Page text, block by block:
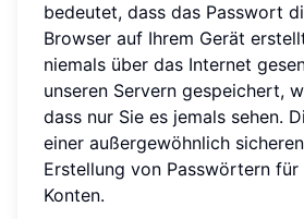
bedeutet, dass das Passwort
Browser auf Ihrem Gerät
niemals über das Internet
unseren Servern gespeichert,
dass nur Sie es jemals sehen.
einer außergewöhnlich
Erstellung von Passwörtern für
Konten.